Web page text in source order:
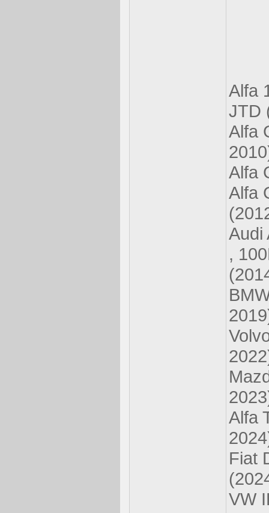
Alfa
JTD
Alfa
Alfa
Alfa
Audi
,
Alfa
Fiat
VW